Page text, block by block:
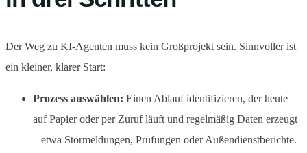
Der Weg zu KI-Agenten muss kein Großprojekt sein. Sinnvoller ist
ein kleiner, klarer Start:
Prozess auswählen: Einen Ablauf identifizieren, der heute
auf Papier oder per Zuruf läuft und regelmäßig Daten erzeugt
– etwa Störmeldungen, Prüfungen oder Außendienstberichte.